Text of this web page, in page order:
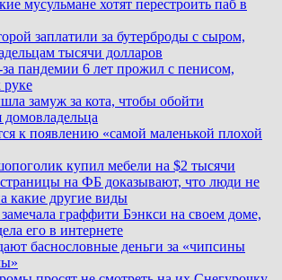
мусульмане хотят перестроить паб в
заплатили за бутерброды с сыром,
тысячи долларов
пандемии 6 лет прожил с пенисом,
замуж за кота, чтобы обойти
домовладельца
к появлению «самой маленькой плохой
купил мебели на $2 тысячи
на ФБ доказывают, что люди не
какие другие виды
граффити Бэнкси на своем доме,
его в интернете
баснословные деньги за «чипсины